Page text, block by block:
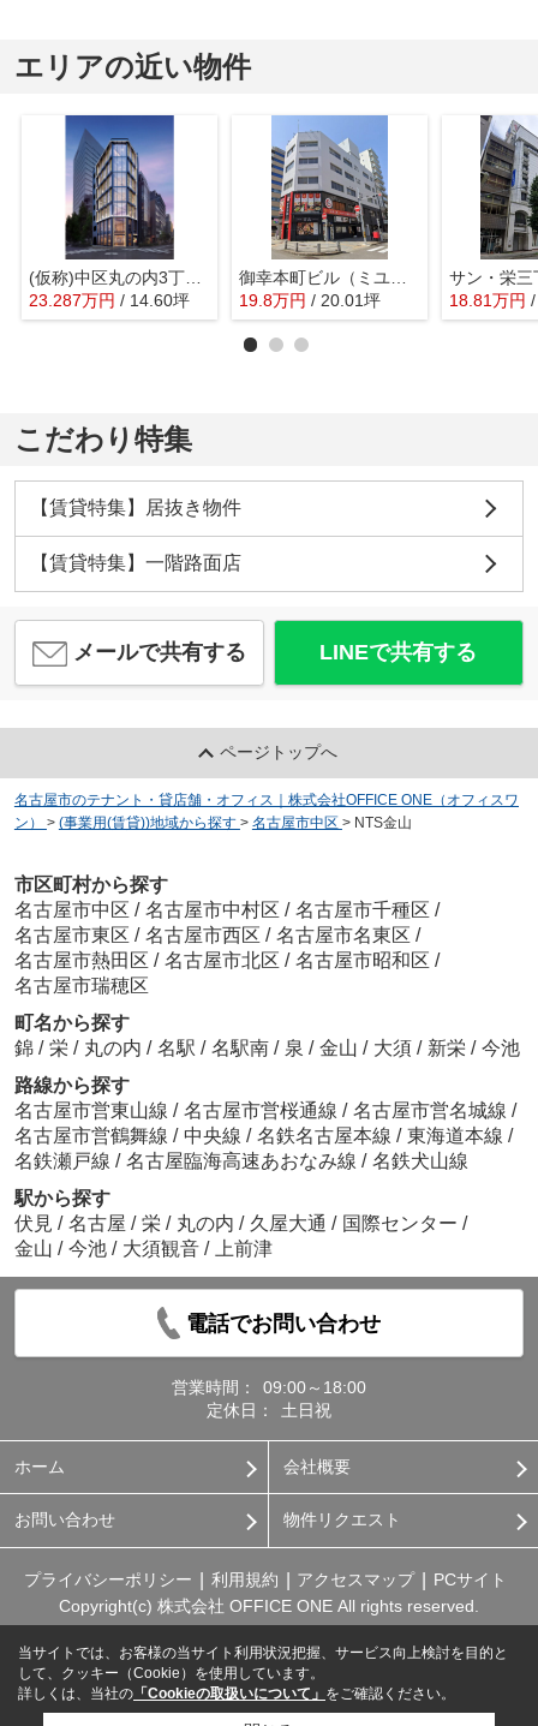
エリアの近い物件
(仮称)中区丸の内3丁目プロジェクト【 サロン系おすすめ 】
23.287万円 / 14.60坪
19.8万円 / 20.01坪 18.81万円
こだわり特集
【賃貸特集】居抜き物件
【賃貸特集】一階路面店
メールで共有する LINEで共有する
ページトップへ
名古屋市のテナント・貸店舗・オフィス｜株式会社OFFICE ONE（オフィスワ
ン）
> (事業用(賃貸))地域から探す > 名古屋市中区 > NTS金山
市区町村から探す
名古屋市中区 / 名古屋市中村区 / 名古屋市千種区 /
名古屋市東区 / 名古屋市西区 / 名古屋市名東区 /
名古屋市熱田区 / 名古屋市北区 / 名古屋市昭和区 /
名古屋市瑞穂区
町名から探す
錦 / 栄 / 丸の内 / 名駅 / 名駅南 / 泉 / 金山 / 大須 / 新栄 / 今池
路線から探す
名古屋市営東山線 / 名古屋市営桜通線 / 名古屋市営名城線 /
名古屋市営鶴舞線 / 中央線 / 名鉄名古屋本線 / 東海道本線 /
名鉄瀬戸線 / 名古屋臨海高速あおなみ線 / 名鉄犬山線
駅から探す
伏見 / 名古屋 / 栄 / 丸の内 / 久屋大通 / 国際センター /
金山 / 今池 / 大須観音 / 上前津
電話でお問い合わせ
営業時間：
09:00～18:00
定休日：
土日祝
ホーム 会社概要
お問い合わせ 物件リクエスト
プライバシーポリシー 利用規約 アクセスマップ
PCサイト
Copyright(c) 株式会社 OFFICE ONE All rights reserved.
当サイトでは、お客様の当サイト利用状況把握、サービス向上検討を目的と
して、クッキー（Cookie）を使用しています。
詳しくは、当社の 「Cookieの取扱いについて」 をご確認ください。